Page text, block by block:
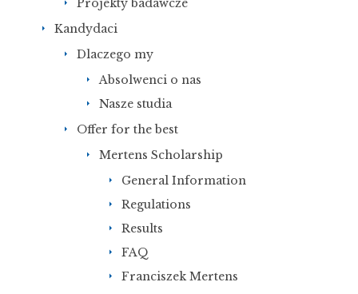
Projekty badawcze
Kandydaci
Dlaczego my
Absolwenci o nas
Nasze studia
Offer for the best
Mertens Scholarship
General Information
Regulations
Results
FAQ
Franciszek Mertens